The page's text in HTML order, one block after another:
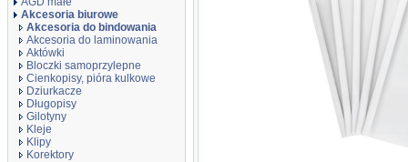
Akcesoria biurowe
Akcesoria do bindowania
Akcesoria do laminowania
Aktówki
Bloczki samoprzylepne
Cienkopisy, pióra kulkowe
Dziurkacze
Długopisy
Gilotyny
Kleje
Klipy
Korektory